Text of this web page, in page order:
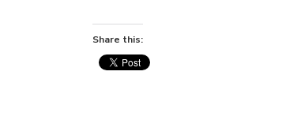
Share this: